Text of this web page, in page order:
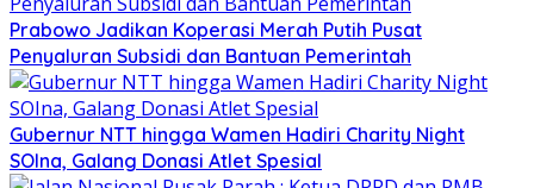
Prabowo Jadikan Koperasi Merah Putih Pusat
Penyaluran Subsidi dan Bantuan Pemerintah
Gubernur NTT hingga Wamen Hadiri Charity Night
SOIna, Galang Donasi Atlet Spesial